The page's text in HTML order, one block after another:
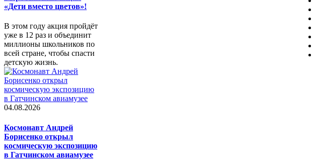
«Дети вместо цветов»!
В этом году акция пройдёт
уже в 12 раз и объединит
миллионы школьников по
всей стране, чтобы спасти
детскую жизнь.
04.08.2026
Космонавт Андрей
Борисенко открыл
космическую экспозицию
в Гатчинском авиамузее